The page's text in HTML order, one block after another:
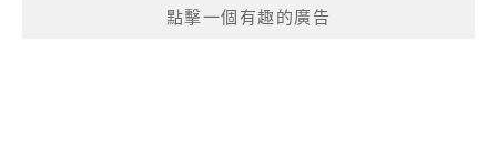
點擊一個有趣的廣告